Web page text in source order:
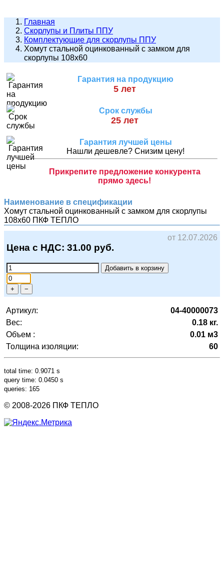
Главная
Скорлупы и Плиты ППУ
Комплектующие для скорлупы ППУ
Хомут стальной оцинкованный с замком для
скорлупы 108х60
Гарантия на продукцию
5 лет
Срок службы
25 лет
Гарантия лучшей цены
Нашли дешевле? Снизим цену!
Прикрепите предложение конкурента
прямо здесь!
Наименование в спецификации
Хомут стальной оцинкованный с замком для скорлупы
108х60 ПКФ ТЕПЛО
от 12.07.2026
Цена с НДС: 31.00 руб.
Добавить в корзину
+ −
Артикул:
04-40000073
Вес:
0.18 кг.
Объем :
0.01 м3
Толщина изоляции:
60
total time: 0.9071 s
query time: 0.0450 s
queries: 165
© 2008-2026 ПКФ ТЕПЛО